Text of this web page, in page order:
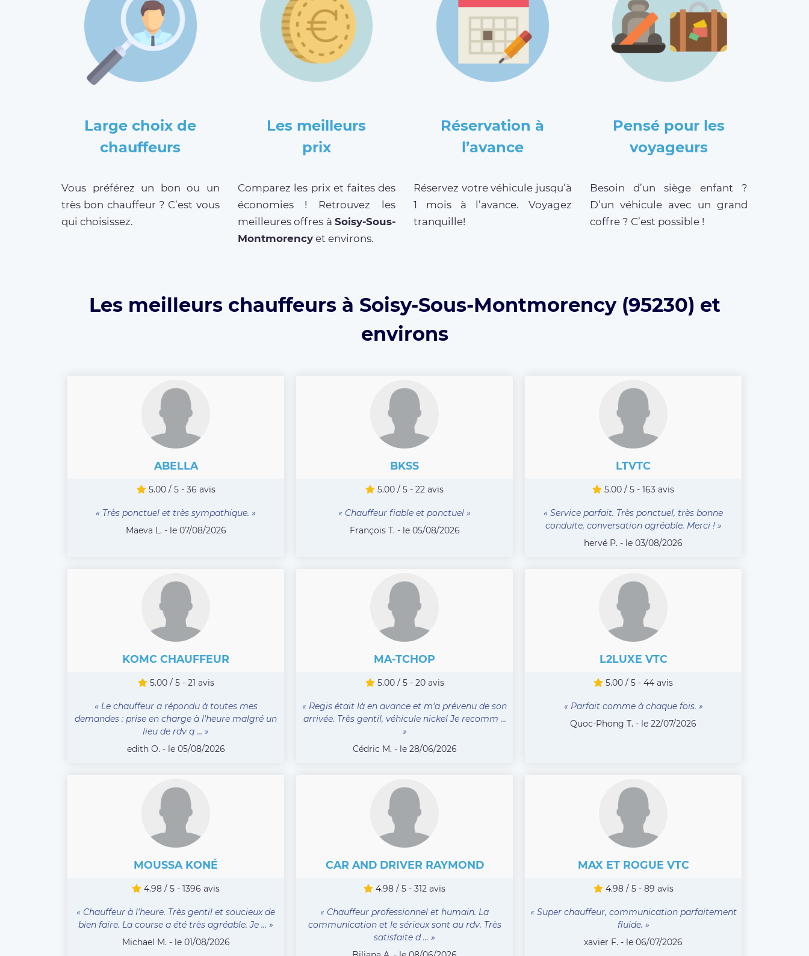
Large choix de
chauffeurs
Vous préférez un bon ou un
très bon chauffeur ? C’est vous
qui choisissez.
Les meilleurs
prix
Comparez les prix et faites des
économies ! Retrouvez les
meilleures offres à Soisy-Sous-
Montmorencyet environs.
Réservation à
l’avance
Réservez votre véhicule jusqu’à
1 mois à l’avance. Voyagez
tranquille!
Pensé pour les
voyageurs
Besoin d’un siège enfant ?
D’un véhicule avec un grand
coffre ? C’est possible !
Les meilleurs chauffeurs à Soisy-Sous-Montmorency (95230) et
environs
ABELLA
5.00 / 5 - 36 avis
« Très ponctuel et très sympathique. »
Maeva L. - le 07/08/2026
BKSS
5.00 / 5 - 22 avis
« Chauffeur fiable et ponctuel »
François T. - le 05/08/2026
LTVTC
5.00 / 5 - 163 avis
« Service parfait. Très ponctuel, très bonne
conduite, conversation agréable. Merci ! »
hervé P. - le 03/08/2026
KOMC CHAUFFEUR
5.00 / 5 - 21 avis
« Le chauffeur a répondu à toutes mes
demandes : prise en charge à l'heure malgré un
lieu de rdv q ... »
edith O. - le 05/08/2026
MA-TCHOP
5.00 / 5 - 20 avis
« Regis était là en avance et m'a prévenu de son
arrivée. Très gentil, véhicule nickel Je recomm ...
»
Cédric M. - le 28/06/2026
L2LUXE VTC
5.00 / 5 - 44 avis
« Parfait comme à chaque fois. »
Quoc-Phong T. - le 22/07/2026
MOUSSA KONÉ
4.98 / 5 - 1396 avis
« Chauffeur à l'heure. Très gentil et soucieux de
bien faire. La course a été très agréable. Je ... »
Michael M. - le 01/08/2026
CAR AND DRIVER RAYMOND
4.98 / 5 - 312 avis
« Chauffeur professionnel et humain. La
communication et le sérieux sont au rdv. Très
satisfaite d ... »
MAX ET ROGUE VTC
4.98 / 5 - 89 avis
« Super chauffeur, communication parfaitement
fluide. »
xavier F. - le 06/07/2026